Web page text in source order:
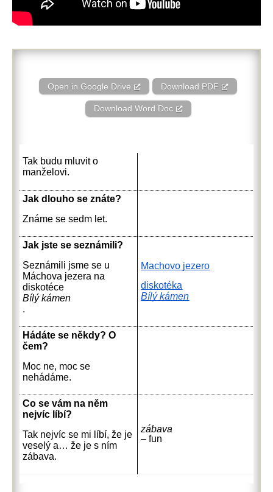
Open in Google Drive Download PDF
Download Word Doc
Tak budu mluvit o
manželovi.
Jak dlouho se znáte?
Známe se sedm let.
Jak jste se seznámili?
Seznámili jsme se u
Máchova jezera na
diskotéce
Bílý kámen
.
Machovo jezero
diskotéka
Bílý kámen
Hádáte se někdy? O
čem?
Moc ne, moc se
nehádáme.
Co se vám na něm
nejvíc líbí?
Tak nejvíc se mi líbí, že je
veselý a… že je s ním
zábava.
zábava
– fun